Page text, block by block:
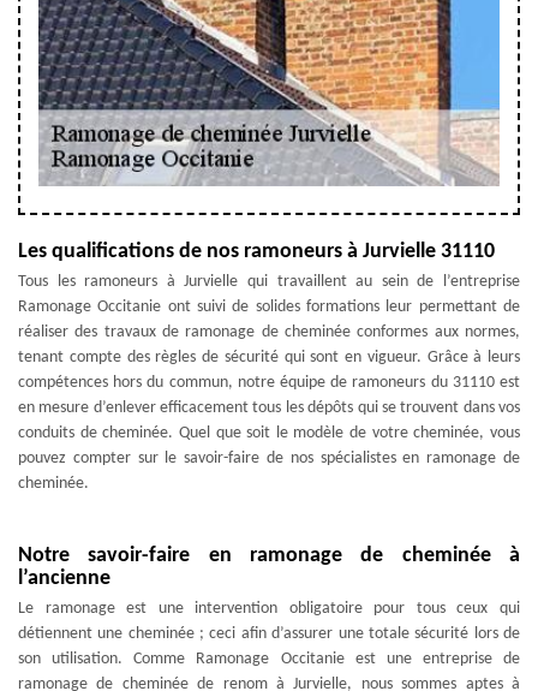
Les qualifications de nos ramoneurs à Jurvielle 31110
Tous les ramoneurs à Jurvielle qui travaillent au sein de l’entreprise
Ramonage Occitanie ont suivi de solides formations leur permettant de
réaliser des travaux de ramonage de cheminée conformes aux normes,
tenant compte des règles de sécurité qui sont en vigueur. Grâce à leurs
compétences hors du commun, notre équipe de ramoneurs du 31110 est
en mesure d’enlever efficacement tous les dépôts qui se trouvent dans vos
conduits de cheminée. Quel que soit le modèle de votre cheminée, vous
pouvez compter sur le savoir-faire de nos spécialistes en ramonage de
cheminée.
Notre savoir-faire en ramonage de cheminée à
l’ancienne
Le ramonage est une intervention obligatoire pour tous ceux qui
détiennent une cheminée ; ceci afin d’assurer une totale sécurité lors de
son utilisation. Comme Ramonage Occitanie est une entreprise de
ramonage de cheminée de renom à Jurvielle, nous sommes aptes à